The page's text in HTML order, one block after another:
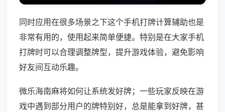
同时应用在很多场景之下这个手机打牌计算辅助也是
非常有用的，使用起来简单便捷。特别是在大家手机
打牌时可以合理调整牌型，提升游戏体验，避免影响
好友间互动乐趣。
微乐海南麻将如何让系统发好牌；一些玩家反映在游
戏中遇到部分用户的牌特别好，总是能拿到好牌，甚